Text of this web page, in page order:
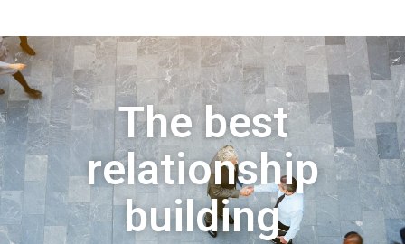
The best
relationship
building